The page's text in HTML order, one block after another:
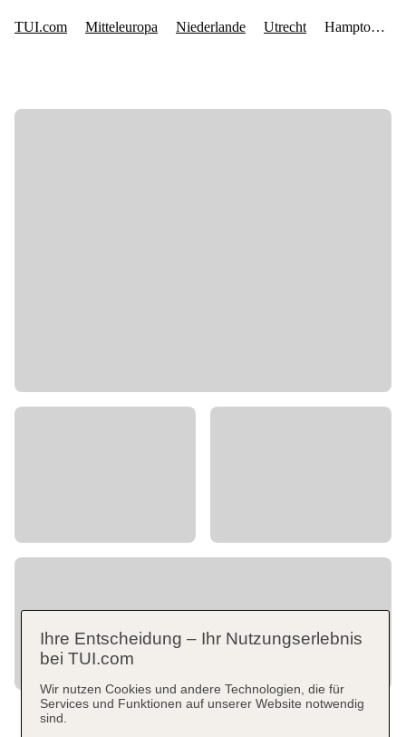
Ihre Entscheidung – Ihr Nutzungserlebnis
bei TUI.com
Wir nutzen Cookies und andere Technologien, die für
Services und Funktionen auf unserer Website notwendig
sind.